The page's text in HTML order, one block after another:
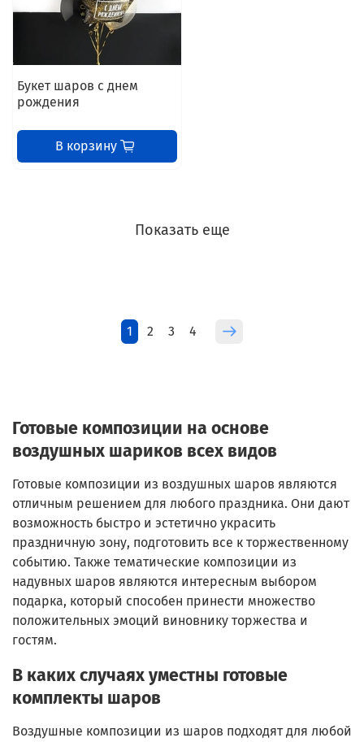
Букет шаров с днем
рождения
В корзину
Показать еще
1 2 3 4
Готовые композиции на основе
воздушных шариков всех видов
Готовые композиции из воздушных шаров являются
отличным решением для любого праздника. Они дают
возможность быстро и эстетично украсить
праздничную зону, подготовить все к торжественному
событию. Также тематические композиции из
надувных шаров являются интересным выбором
подарка, который способен принести множество
положительных эмоций виновнику торжества и
гостям.
В каких случаях уместны готовые
комплекты шаров
Воздушные композиции из шаров подходят для любой